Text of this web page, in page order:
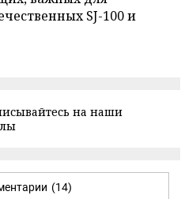
SJ-100 и
на наши
(14)